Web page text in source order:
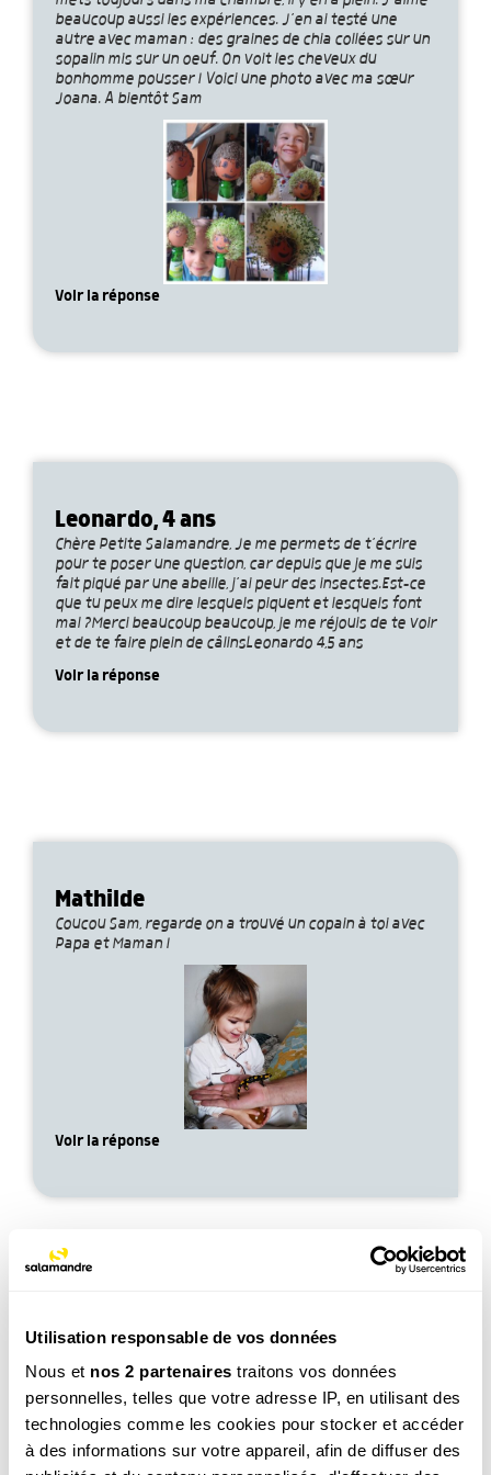
Utilisation responsable de vos données
Nous et nos 2 partenaires traitons vos données
personnelles, telles que votre adresse IP, en utilisant des
technologies comme les cookies pour stocker et accéder
à des informations sur votre appareil, afin de diffuser des
beaucoup aussi les expériences. J’en ai testé une
autre avec maman : des graines de chia collées sur un
sopalin mis sur un oeuf. On voit les cheveux du
bonhomme pousser ! Voici une photo avec ma sœur
Joana. A bientôt Sam
Voir la réponse
Leonardo, 4 ans
Chère Petite Salamandre, Je me permets de t’écrire
pour te poser une question, car depuis que je me suis
fait piqué par une abeille, j’ai peur des insectes.Est-ce
que tu peux me dire lesquels piquent et lesquels font
mal ?Merci beaucoup beaucoup, je me réjouis de te voir
et de te faire plein de câlinsLeonardo 4,5 ans
Voir la réponse
Mathilde
Coucou Sam, regarde on a trouvé un copain à toi avec
Papa et Maman !
Voir la réponse
Léo, 6 ans
Est-ce que les fourmis elles dorment ?
Voir la réponse